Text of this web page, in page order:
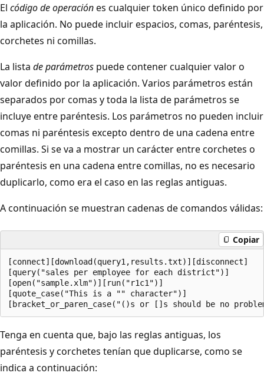
El código de operaciónes cualquier token único definido por
la aplicación. No puede incluir espacios, comas, paréntesis,
corchetes ni comillas.
La lista de parámetros puede contener cualquier valor o
valor definido por la aplicación. Varios parámetros están
separados por comas y toda la lista de parámetros se
incluye entre paréntesis. Los parámetros no pueden incluir
comas ni paréntesis excepto dentro de una cadena entre
comillas. Si se va a mostrar un carácter entre corchetes o
paréntesis en una cadena entre comillas, no es necesario
duplicarlo, como era el caso en las reglas antiguas.
A continuación se muestran cadenas de comandos válidas:
Copiar
[connect][download(query1,results.txt)][disconnect]
[query("sales per employee for each district")]
[open("sample.xlm")][run("r1c1")]
[quote_case("This is a "" character")]
Tenga en cuenta que, bajo las reglas antiguas, los
paréntesis y corchetes tenían que duplicarse, como se
indica a continuación: